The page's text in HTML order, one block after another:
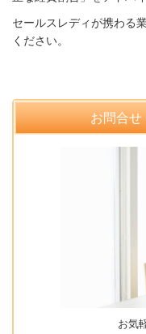
セールスレディが携わる
ください。
お問合せ
お気